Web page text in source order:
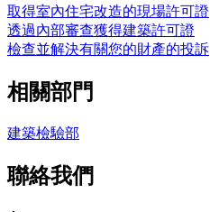
取得室內住宅改造的現場許可證
透過內部審查獲得建築許可證
檢查並解決有關您的財產的投訴
相關部門
建築檢驗部
聯絡我們